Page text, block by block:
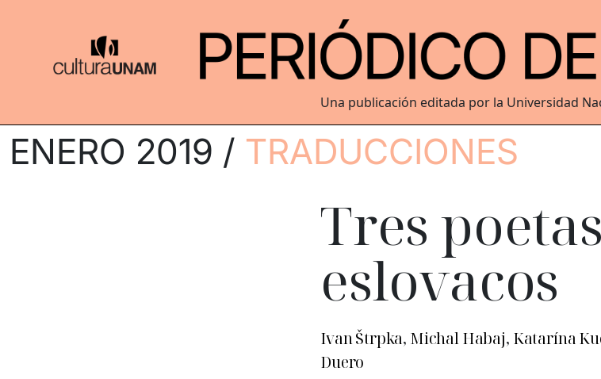
Una publicación editada por la Universidad
ENERO 2019 / TRADUCCIONES
Tres poetas
eslovacos
Ivan Štrpka, Michal Habaj, Katarína
Duero